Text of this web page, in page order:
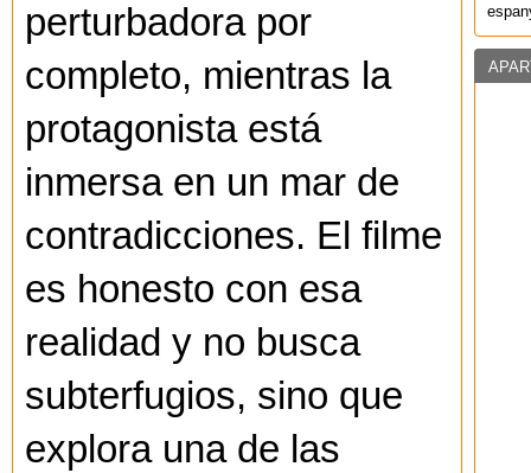
perturbadora por
completo, mientras la
protagonista está
inmersa en un mar de
contradicciones. El filme
es honesto con esa
realidad y no busca
subterfugios, sino que
explora una de las